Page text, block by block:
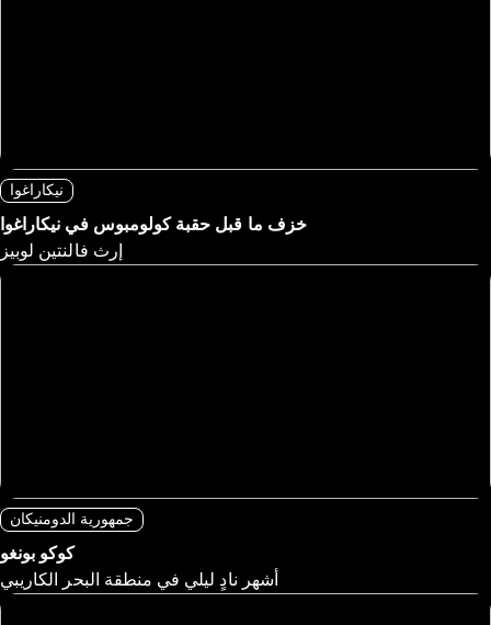
نيكاراغوا
خزف ما قبل حقبة كولومبوس في نيكاراغوا
إرث فالنتين لوبيز
جمهورية الدومنيكان
كوكو بونغو
أشهر نادٍ ليلي في منطقة البحر الكاريبي